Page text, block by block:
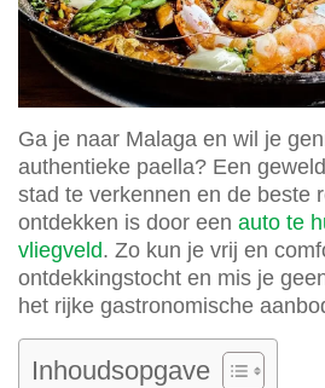
Ga je naar Malaga en wil je
authentieke paella? Een
stad te verkennen en de beste
ontdekken is door een auto te
vliegveld. Zo kun je vrij en
ontdekkingstocht en mis je
het rijke gastronomische
Inhoudsopgave